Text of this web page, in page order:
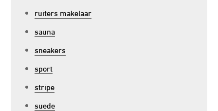
ruiters makelaar
sauna
sneakers
sport
stripe
suede